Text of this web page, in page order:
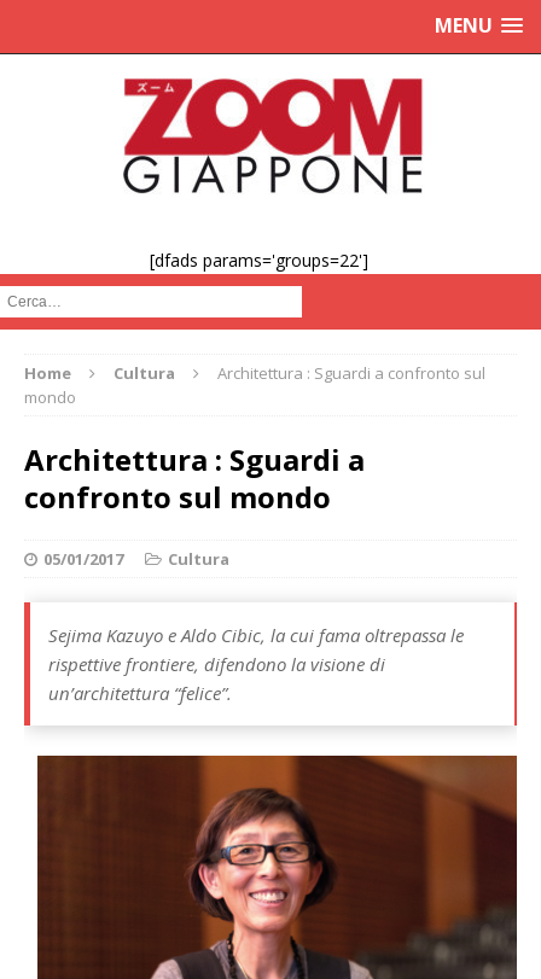
MENU
[dfads params='groups=22']
Cerca :
Home Cultura
Architettura : Sguardi a confronto sul
mondo
Architettura : Sguardi a
confronto sul mondo
05/01/2017 Cultura
Sejima Kazuyo e Aldo Cibic, la cui fama oltrepassa le
rispettive frontiere, difendono la visione di
un’architettura “felice”.